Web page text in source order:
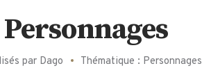
par Dago Thématique : Personnages